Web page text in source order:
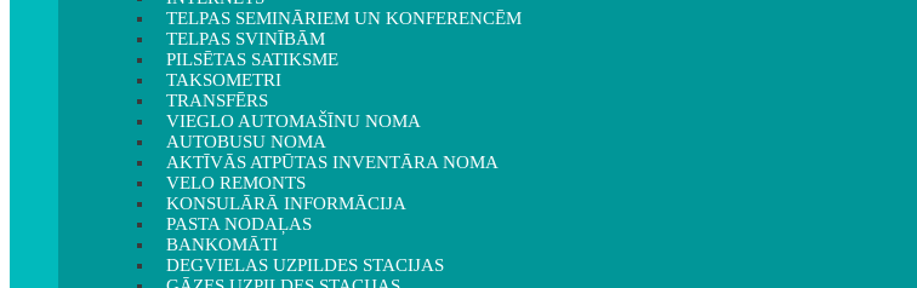
TELPAS SEMINĀRIEM UN KONFERENCĒM
TELPAS SVINĪBĀM
PILSĒTAS SATIKSME
TAKSOMETRI
TRANSFĒRS
VIEGLO AUTOMAŠĪNU NOMA
AUTOBUSU NOMA
AKTĪVĀS ATPŪTAS INVENTĀRA NOMA
VELO REMONTS
KONSULĀRĀ INFORMĀCIJA
PASTA NODAĻAS
BANKOMĀTI
DEGVIELAS UZPILDES STACIJAS